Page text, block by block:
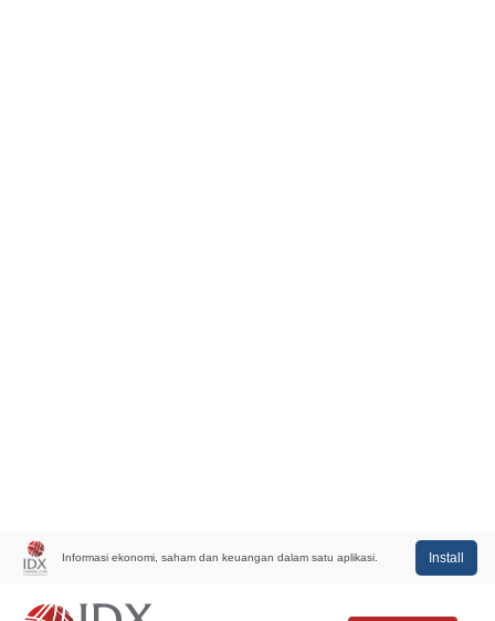
Informasi ekonomi, saham dan keuangan dalam satu aplikasi. Install